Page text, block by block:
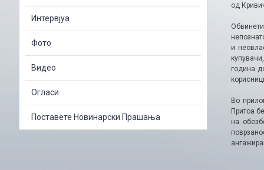
од
и
година
Во
Притоа
на
Интервјуа
Фото
Видео
Огласи
Поставете Новинарски Прашања